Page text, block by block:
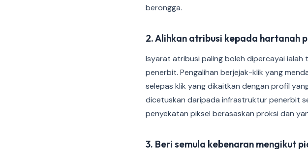
berongga.
2. Alihkan atribusi kepada hartanah
Isyarat atribusi paling boleh dipercayai
penerbit. Pengalihan berjejak-klik yang
selepas klik yang dikaitkan dengan profil
dicetuskan daripada infrastruktur penerbit
penyekatan piksel berasaskan proksi dan
3. Beri semula kebenaran mengikut